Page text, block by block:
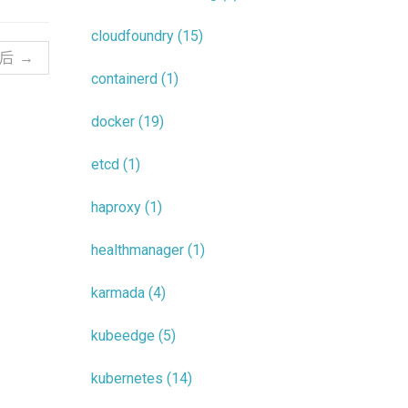
→
cloudfoundry (15)
containerd (1)
docker (19)
etcd (1)
haproxy (1)
healthmanager (1)
karmada (4)
kubeedge (5)
kubernetes (14)